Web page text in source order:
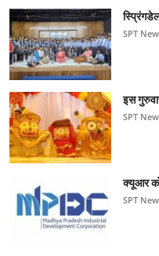
SPT
इस
SPT
क्यूआर
SPT